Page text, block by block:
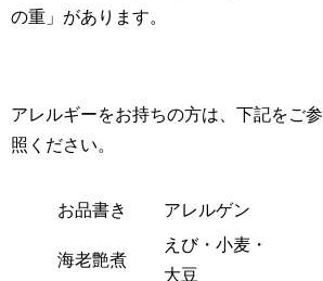
の重」があります。
アレルギーをお持ちの方は、下記をご参
照ください。
お品書き アレルゲン
海老艶煮
えび・小麦・
大豆